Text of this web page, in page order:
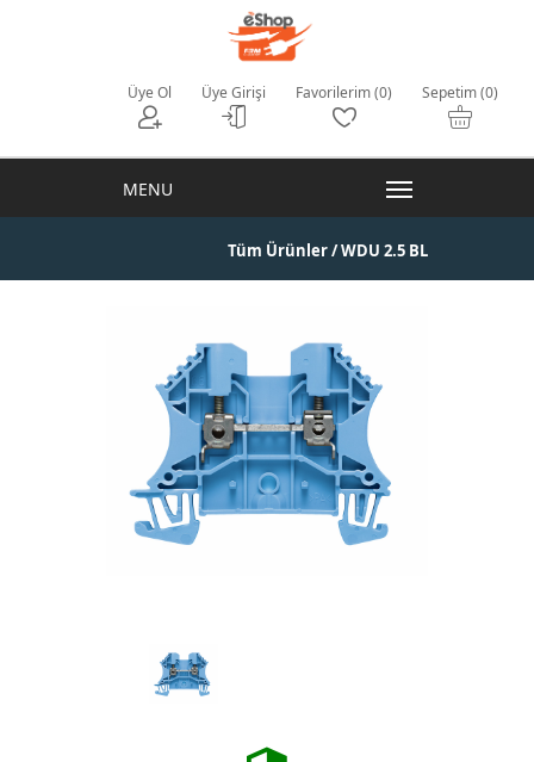
Üye Ol Üye Girişi Favorilerim (0) Sepetim (0)
Tüm Ürünler/ WDU 2.5 BL